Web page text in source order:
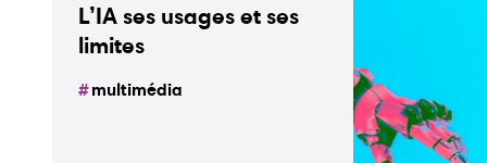
L’IA ses usages et ses
limites
multimédia